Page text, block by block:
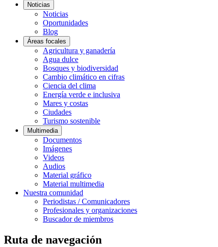
Noticias
Noticias
Oportunidades
Blog
Áreas focales
Agricultura y ganadería
Agua dulce
Bosques y biodiversidad
Cambio climático en cifras
Ciencia del clima
Energía verde e inclusiva
Mares y costas
Ciudades
Turismo sostenible
Multimedia
Documentos
Imágenes
Videos
Audios
Material gráfico
Material multimedia
Nuestra comunidad
Periodistas / Comunicadores
Profesionales y organizaciones
Buscador de miembros
Ruta de navegación